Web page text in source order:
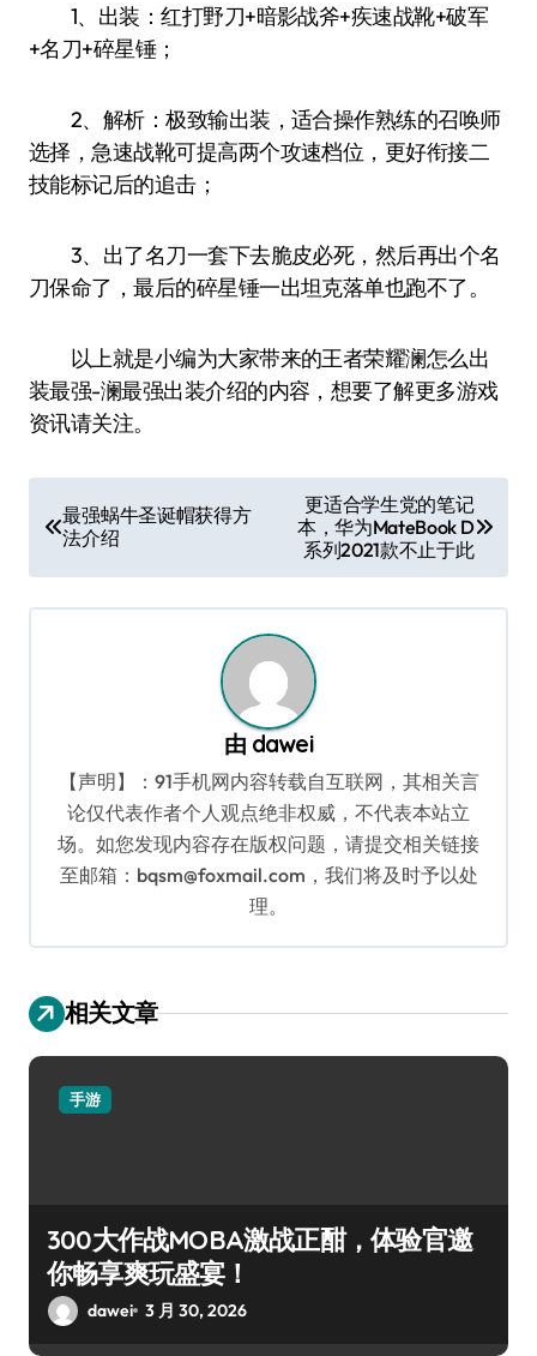
1、出装：红打野刀+暗影战斧+疾速战靴+破军
+名刀+碎星锤；
2、解析：极致输出装，适合操作熟练的召唤师
选择，急速战靴可提高两个攻速档位，更好衔接二
技能标记后的追击；
3、出了名刀一套下去脆皮必死，然后再出个名
刀保命了，最后的碎星锤一出坦克落单也跑不了。
以上就是小编为大家带来的王者荣耀澜怎么出
装最强-澜最强出装介绍的内容，想要了解更多游戏
资讯请关注。
章
导
航
最强蜗牛圣诞帽获得方
法介绍
更适合学生党的笔记
本，华为MateBook D
系列2021款不止于此
由 dawei
【声明】：91手机网内容转载自互联网，其相关言
论仅代表作者个人观点绝非权威，不代表本站立
场。如您发现内容存在版权问题，请提交相关链接
至邮箱：bqsm@foxmail.com，我们将及时予以处
理。
相关文章
手游
300大作战MOBA激战正酣，体验官邀
你畅享爽玩盛宴！
dawei 3 月 30, 2026